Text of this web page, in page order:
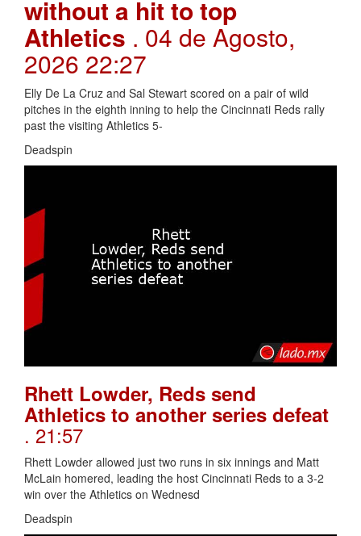
without a hit to top
Athletics . 04 de Agosto,
2026 22:27
Elly De La Cruz and Sal Stewart scored on a pair of wild
pitches in the eighth inning to help the Cincinnati Reds rally
past the visiting Athletics 5-
Deadspin
Rhett Lowder, Reds send
Athletics to another series defeat
. 21:57
Rhett Lowder allowed just two runs in six innings and Matt
McLain homered, leading the host Cincinnati Reds to a 3-2
win over the Athletics on Wednesd
Deadspin